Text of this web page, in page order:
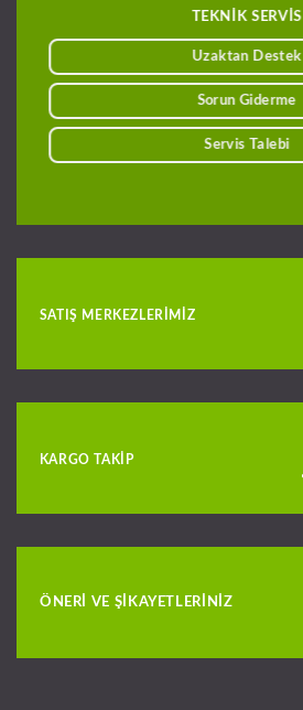
TEKNİK SERVİS
Uzaktan Destek
Sorun Giderme
Servis Talebi
SATIŞ MERKEZLERIMIZ
KARGO TAKIP
ÖNERI VE ŞIKAYETLERINIZ